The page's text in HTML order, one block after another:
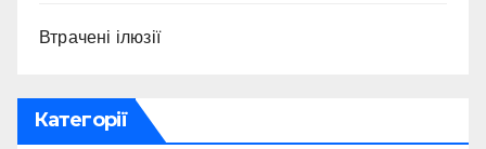
Втрачені ілюзії
Категорії